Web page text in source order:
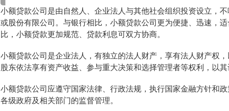
小额贷款公司是由自然人、企业法人与其他社会组织投资设立，
或股份有限公司。与银行相比，小额贷款公司更为便捷、迅速，
比，小额贷款更加规范、贷款利息可双方协商。
小额贷款公司是企业法人，有独立的法人财产，享有法人财产权
股东依法享有资产收益、参与重大决策和选择管理者等权利，以
小额贷款公司应遵守国家法律、行政法规，执行国家金融方针和
各级政府及相关部门的监督管理。